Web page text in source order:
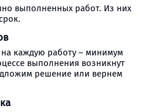
выполненных работ. Из них
каждую работу – минимум
выполнения возникнут
решение или вернем